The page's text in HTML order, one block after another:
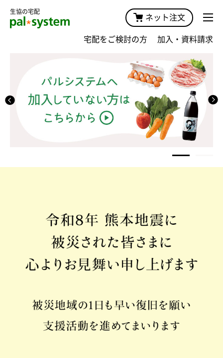
生協の宅配
ネット注文
宅配をご検討の方 加入・資料請求